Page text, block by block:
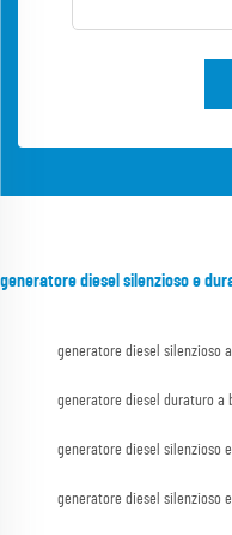
generatore diesel silenzioso e
generatore diesel silenzioso
generatore diesel duraturo a
generatore diesel silenzioso
generatore diesel silenzioso